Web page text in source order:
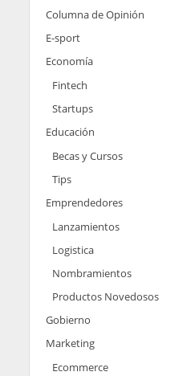
Columna de Opinión
E-sport
Economía
Fintech
Startups
Educación
Becas y Cursos
Tips
Emprendedores
Lanzamientos
Logistica
Nombramientos
Productos Novedosos
Gobierno
Marketing
Ecommerce